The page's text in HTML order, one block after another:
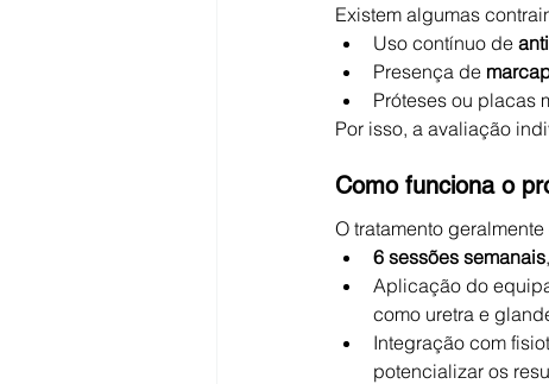
Existem algumas
Uso contínuo de
Presença de
Próteses ou placas
Por isso, a avaliação
Como funciona o
O tratamento
6 sessões semanais
Aplicação do
como uretra e
Integração com
potencializar os